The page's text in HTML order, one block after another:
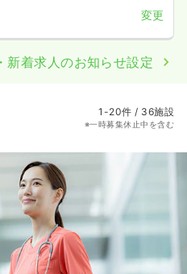
変更
新着求人のお知らせ設定
1-20件 / 36施設
※一時募集休止中を含む